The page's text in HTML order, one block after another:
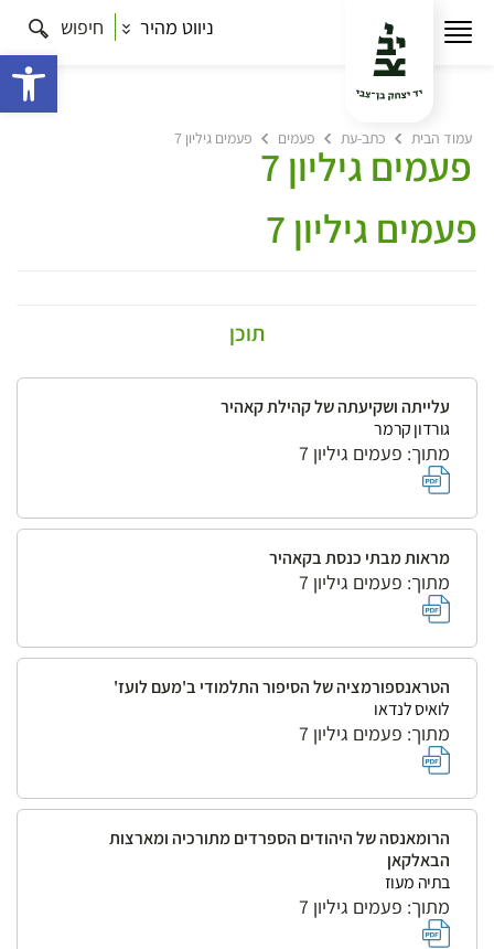
ניווט מהיר חיפוש
עמוד הבית כתב-עת פעמים פעמים גיליון 7
פעמים גיליון 7
פעמים גיליון 7
תוכן
עלייתה ושקיעתה של קהילת קאהיר
גורדון קרמר
מתוך: פעמים גיליון 7
מראות מבתי כנסת בקאהיר
מתוך: פעמים גיליון 7
הטראנספורמציה של הסיפור התלמודי ב'מעם לועז'
לואיס לנדאו
מתוך: פעמים גיליון 7
הרומאנסה של היהודים הספרדים מתורכיה ומארצות
הבאלקאן
בתיה מעוז
מתוך: פעמים גיליון 7